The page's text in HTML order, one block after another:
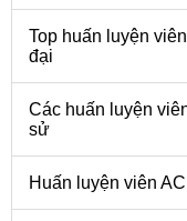
Top huấn luyện
đại
Các huấn luyện
sử
Huấn luyện viên